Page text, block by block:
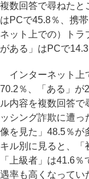
複数回答で尋ねたと
はPCで45.8％、携
ネット上での）トラ
がある」はPCで
インターネット上
70.2％、「ある」が
ル内容を複数回答で
ッシング詐欺に遭
像を見た」48.5％が
キル別に見ると、「
「上級者」は41.6
遇率も高くなってい